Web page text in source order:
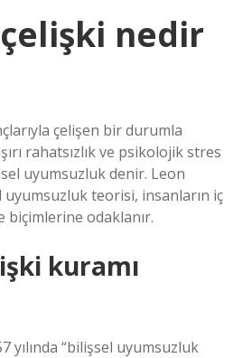
nedir
çelişen bir durumla
rahatsızlık ve psikolojik stres
uyumsuzluk denir. Leon
uyumsuzluk teorisi, insanların iç
biçimlerine odaklanır.
kuramı
yılında “bilişsel uyumsuzluk